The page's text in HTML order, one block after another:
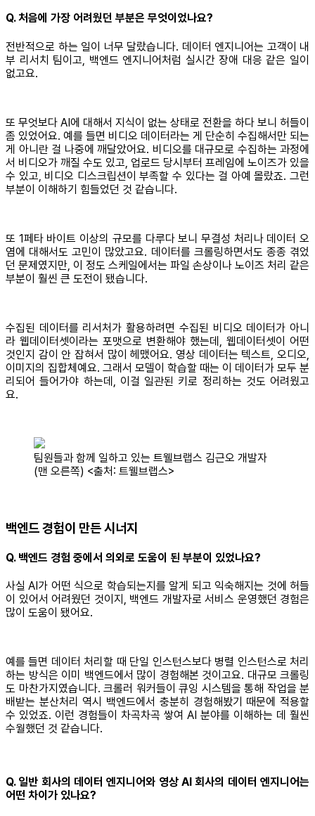
Q. 처음에 가장 어려웠던 부분은 무엇이었나요?
전반적으로 하는 일이 너무 달랐습니다. 데이터 엔지니어는 고객이 내
부 리서치 팀이고, 백엔드 엔지니어처럼 실시간 장애 대응 같은 일이
없고요.
또 무엇보다 AI에 대해서 지식이 없는 상태로 전환을 하다 보니 허들이
좀 있었어요. 예를 들면 비디오 데이터라는 게 단순히 수집해서만 되는
게 아니란 걸 나중에 깨달았어요. 비디오를 대규모로 수집하는 과정에
서 비디오가 깨질 수도 있고, 업로드 당시부터 프레임에 노이즈가 있을
수 있고, 비디오 디스크립션이 부족할 수 있다는 걸 아예 몰랐죠. 그런
부분이 이해하기 힘들었던 것 같습니다.
또 1페타 바이트 이상의 규모를 다루다 보니 무결성 처리나 데이터 오
염에 대해서도 고민이 많았고요. 데이터를 크롤링하면서도 종종 겪었
던 문제였지만, 이 정도 스케일에서는 파일 손상이나 노이즈 처리 같은
부분이 훨씬 큰 도전이 됐습니다.
수집된 데이터를 리서처가 활용하려면 수집된 비디오 데이터가 아니
라 웹데이터셋이라는 포맷으로 변환해야 했는데, 웹데이터셋이 어떤
것인지 감이 안 잡혀서 많이 헤맸어요. 영상 데이터는 텍스트, 오디오,
이미지의 집합체예요. 그래서 모델이 학습할 때는 이 데이터가 모두 분
리되어 들어가야 하는데, 이걸 일관된 키로 정리하는 것도 어려웠고
요.
팀원들과 함께 일하고 있는 트웰브랩스 김근오 개발자
(맨 오른쪽) <출처: 트웰브랩스>
백엔드 경험이 만든 시너지
Q. 백엔드 경험 중에서 의외로 도움이 된 부분이 있었나요?
사실 AI가 어떤 식으로 학습되는지를 알게 되고 익숙해지는 것에 허들
이 있어서 어려웠던 것이지, 백엔드 개발자로 서비스 운영했던 경험은
많이 도움이 됐어요.
예를 들면 데이터 처리할 때 단일 인스턴스보다 병렬 인스턴스로 처리
하는 방식은 이미 백엔드에서 많이 경험해본 것이고요. 대규모 크롤링
도 마찬가지였습니다. 크롤러 워커들이 큐잉 시스템을 통해 작업을 분
배받는 분산처리 역시 백엔드에서 충분히 경험해봤기 때문에 적용할
수 있었죠. 이런 경험들이 차곡차곡 쌓여 AI 분야를 이해하는 데 훨씬
수월했던 것 같습니다.
Q. 일반 회사의 데이터 엔지니어와 영상 AI 회사의 데이터 엔지니어는
어떤 차이가 있나요?